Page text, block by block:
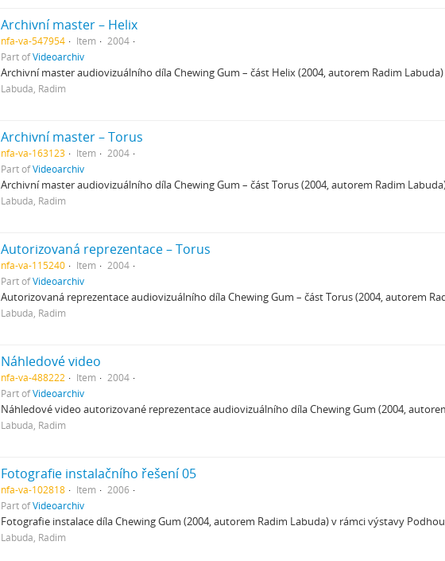
Archivní master – Helix
nfa-va-547954 Item
2004
Part ofVideoarchiv
Archivní master audiovizuálního díla Chewing Gum – část Helix (2004, autorem Radim Labuda)
Labuda, Radim
Archivní master – Torus
nfa-va-163123 Item
2004
Part ofVideoarchiv
Archivní master audiovizuálního díla Chewing Gum – část Torus (2004, autorem Radim
Labuda, Radim
Autorizovaná reprezentace – Torus
nfa-va-115240 Item
2004
Part ofVideoarchiv
Autorizovaná reprezentace audiovizuálního díla Chewing Gum – část Torus (2004, autorem
Labuda, Radim
Náhledové video
nfa-va-488222 Item
2004
Part ofVideoarchiv
Náhledové video autorizované reprezentace audiovizuálního díla Chewing Gum (2004,
Labuda, Radim
Fotografie instalačního řešení 05
nfa-va-102818 Item
2006
Part ofVideoarchiv
Fotografie instalace díla Chewing Gum (2004, autorem Radim Labuda) v rámci výstavy
Labuda, Radim